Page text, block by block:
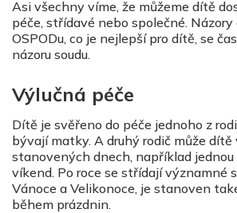
Asi všechny víme, že můžeme dítě
péče, střídavé nebo společné.
OSPODu, co je nejlepší pro dítě, se
názoru soudu.
Výlučná péče
Dítě je svěřeno do péče jednoho z
bývají matky. A druhý rodič může
stanovených dnech, například
víkend. Po roce se střídají významné
Vánoce a Velikonoce, je stanoven
během prázdnin.